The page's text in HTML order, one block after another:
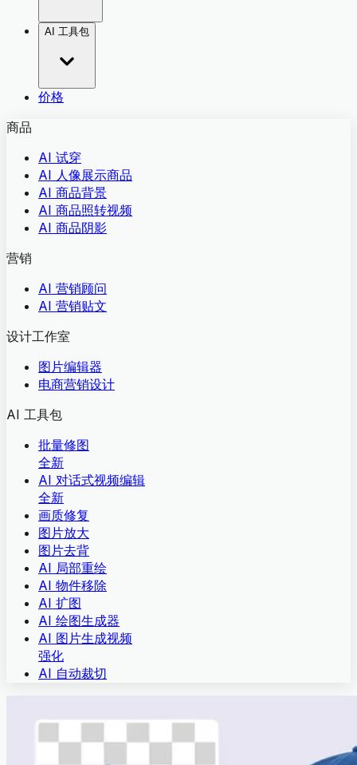
AI 工具包
价格
商品
AI 试穿
AI 人像展示商品
AI 商品背景
AI 商品照转视频
AI 商品阴影
营销
AI 营销顾问
AI 营销贴文
设计工作室
图片编辑器
电商营销设计
AI 工具包
批量修图
全新
AI 对话式视频编辑
全新
画质修复
图片放大
图片去背
AI 局部重绘
AI 物件移除
AI 扩图
AI 绘图生成器
AI 图片生成视频
强化
AI 自动裁切